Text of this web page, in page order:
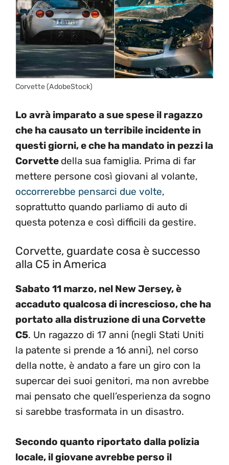
Corvette (AdobeStock)
Lo avrà imparato a sue spese il ragazzo
che ha causato un terribile incidente in
questi giorni, e che ha mandato in pezzi la
Corvette della sua famiglia. Prima di far
mettere persone così giovani al volante,
occorrerebbe pensarci due volte,
soprattutto quando parliamo di auto di
questa potenza e così difficili da gestire.
Corvette, guardate cosa è successo
alla C5 in America
Sabato 11 marzo, nel New Jersey, è
accaduto qualcosa di increscioso, che ha
portato alla distruzione di una Corvette
C5. Un ragazzo di 17 anni (negli Stati Uniti
la patente si prende a 16 anni), nel corso
della notte, è andato a fare un giro con la
supercar dei suoi genitori, ma non avrebbe
mai pensato che quell’esperienza da sogno
si sarebbe trasformata in un disastro.
Secondo quanto riportato dalla polizia
locale, il giovane avrebbe perso il